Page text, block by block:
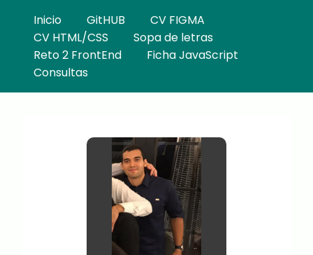
Inicio GitHUB
CV FIGMA
CV HTML/CSS
Sopa de letras
Reto 2 FrontEnd
Ficha JavaScript
Consultas